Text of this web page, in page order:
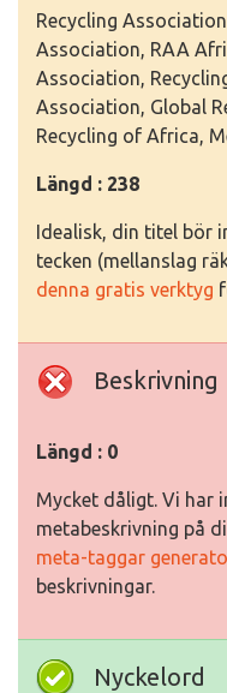
Recycling
Association, RAA
Association,
Association, Global
Recycling of Africa,
Längd : 238
Idealisk, din titel bör
tecken (mellanslag
denna gratis verktyg
Beskrivning
Längd : 0
Mycket dåligt. Vi har
metabeskrivning på
meta-taggar
beskrivningar.
Nyckelord